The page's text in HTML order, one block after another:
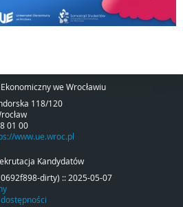
we Wrocławiu
118/120
01 00
www.ue.wroc.pl
Kandydatów
dirty) :: 2025-05-07